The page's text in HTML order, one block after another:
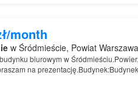
month
w Śródmieście, Powiat
biurowym w
na